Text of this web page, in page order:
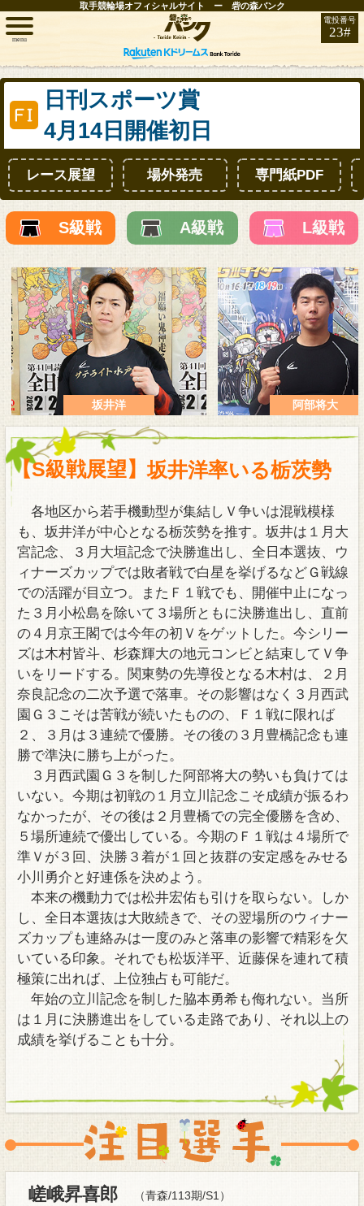
取手競輪場オフィシャルサイト ー 砦の森バンク
menu
電投番号
23#
トップ
レース情報
お知らせ
開催日程
インフォメーション
競輪場ガイド
アクセス
日刊スポーツ賞
4月14日開催初日
レース展望 場外発売 専門紙PDF
S級戦 A級戦 L級戦
【S級戦展望】坂井洋率いる栃茨勢
各地区から若手機動型が集結しＶ争いは混戦模様
も、坂井洋が中心となる栃茨勢を推す。坂井は１月大
宮記念、３月大垣記念で決勝進出し、全日本選抜、ウ
ィナーズカップでは敗者戦で白星を挙げるなどＧ戦線
での活躍が目立つ。またＦ１戦でも、開催中止になっ
た３月小松島を除いて３場所ともに決勝進出し、直前
の４月京王閣では今年の初Ｖをゲットした。今シリー
ズは木村皆斗、杉森輝大の地元コンビと結束してＶ争
いをリードする。関東勢の先導役となる木村は、２月
奈良記念の二次予選で落車。その影響はなく３月西武
園Ｇ３こそは苦戦が続いたものの、Ｆ１戦に限れば
２、３月は３連続で優勝。その後の３月豊橋記念も連
勝で準決に勝ち上がった。
３月西武園Ｇ３を制した阿部将大の勢いも負けては
いない。今期は初戦の１月立川記念こそ成績が振るわ
なかったが、その後は２月豊橋での完全優勝を含め、
５場所連続で優出している。今期のＦ１戦は４場所で
準Ｖが３回、決勝３着が１回と抜群の安定感をみせる
小川勇介と好連係を決めよう。
本来の機動力では松井宏佑も引けを取らない。しか
し、全日本選抜は大敗続きで、その翌場所のウィナー
ズカップも連絡みは一度のみと落車の影響で精彩を欠
いている印象。それでも松坂洋平、近藤保を連れて積
極策に出れば、上位独占も可能だ。
年始の立川記念を制した脇本勇希も侮れない。当所
は１月に決勝進出をしている走路であり、それ以上の
成績を挙げることも十分。
坂井洋 阿部将大
嵯峨昇喜郎 （青森/113期/S1）